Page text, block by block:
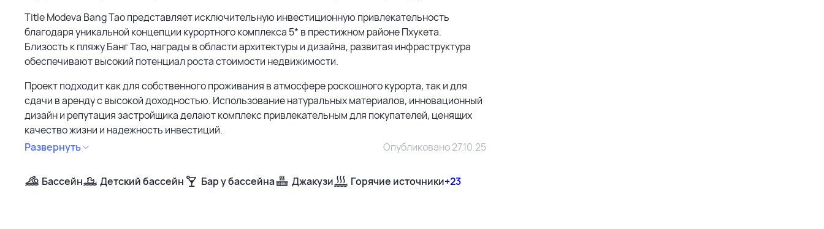
Title Modeva Bang Tao представляет исключительную инвестиционную привлекательность
благодаря уникальной концепции курортного комплекса 5* в престижном районе Пхукета.
Близость к пляжу Банг Тао, награды в области архитектуры и дизайна, развитая инфраструктура
обеспечивают высокий потенциал роста стоимости недвижимости.
Проект подходит как для собственного проживания в атмосфере роскошного курорта, так и для
сдачи в аренду с высокой доходностью. Использование натуральных материалов, инновационный
дизайн и репутация застройщика делают комплекс привлекательным для покупателей, ценящих
качество жизни и надежность инвестиций.
Развернуть
Опубликовано 27.10.25
Бассейн Детский бассейн Бар у бассейна Джакузи Горячие источники+23